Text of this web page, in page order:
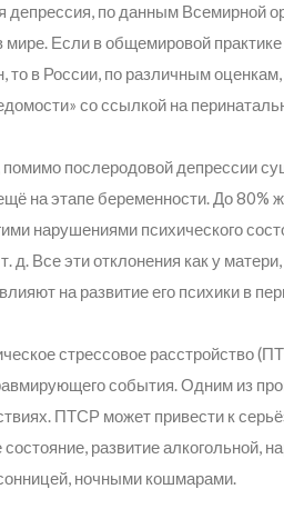
депрессия, по данным Всемирной
Если в общемировой
то в России, по различным
со ссылкой на
послеродовой депрессии
на этапе беременности. До 80%
нарушениями психического
д. Все эти отклонения как у
на развитие его психики в
стрессовое расстройство
события. Одним из
ПТСР может привести к
развитие алкогольной,
ночными кошмарами.